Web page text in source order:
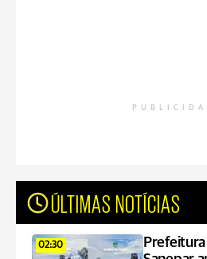
ÚLTIMAS NOTÍCIAS
02:30